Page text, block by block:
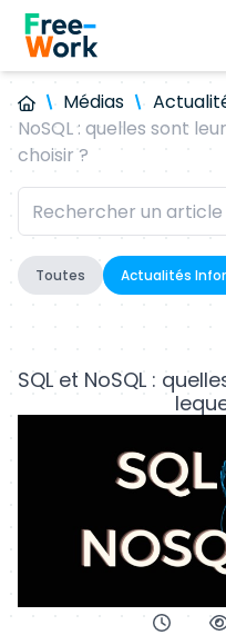
Médias
NoSQL : quelles sont
choisir ?
Toutes Actualités
SQL et NoSQL :